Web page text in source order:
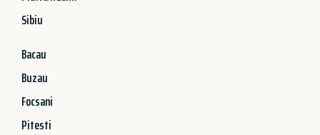
Sibiu
Bacau
Buzau
Focsani
Pitesti